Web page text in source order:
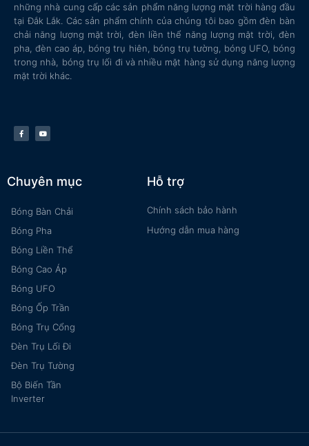
những nhà cung cấp các sản phẩm năng lượng mặt trời hàng đầu
tại Đắk Lắk. Các sản phẩm chính của chúng tôi bao gồm đèn bàn
chải năng lượng mặt trời, đèn liền thể năng lượng mặt trời, đèn
pha, đèn cao áp, bóng trụ hiên, bóng trụ tường, bóng UFO, bóng
trong nhà, bóng trụ lối đi và nhiều mặt hàng sử dụng năng lượng
mặt trời khác.
Chuyên mục
Bóng Bàn Chải
Bóng Pha
Bóng Liền Thể
Bóng Cao Áp
Bóng UFO
Bóng Ốp Trần
Bóng Trụ Cổng
Đèn Trụ Lối Đi
Đèn Trụ Tường
Bộ Biến Tần
Inverter
Hỗ trợ
Chính sách bảo hành
Hướng dẫn mua hàng